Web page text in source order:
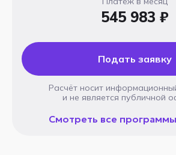
545 983 ₽
Подать заявку
Расчёт носит
и не является публичной
Смотреть все